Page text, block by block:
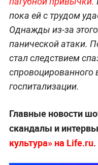
пока ей с трудом
Однажды из-за
панической атаки.
стал следствием
спровоцированного
госпитализации.
Главные новости
скандалы и
культура» на Life.ru.